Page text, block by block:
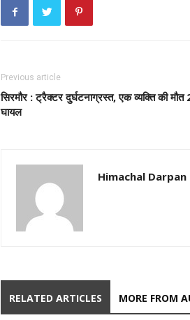
Previous article
सिरमौर : ट्रैक्टर दुर्घटनाग्रस्त,एक व्यक्ति की मौत
घायल
Himachal Darpan
RELATED ARTICLES MORE FROM